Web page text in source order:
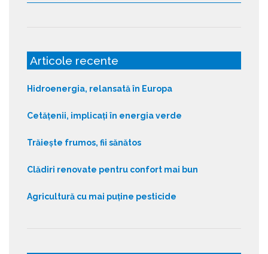
Articole recente
Hidroenergia, relansată în Europa
Cetățenii, implicați în energia verde
Trăiește frumos, fii sănătos
Clădiri renovate pentru confort mai bun
Agricultură cu mai puține pesticide